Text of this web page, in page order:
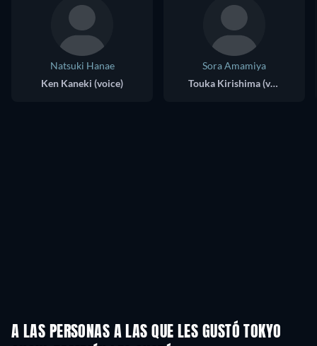
Natsuki Hanae
Ken Kaneki (voice)
Sora Amamiya
Touka Kirishima (voice)
A LAS PERSONAS A LAS QUE LES GUSTÓ TOKYO